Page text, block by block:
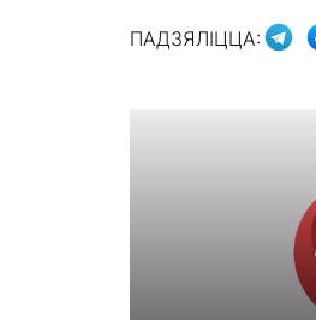
ПАДЗЯЛІЦЦА: